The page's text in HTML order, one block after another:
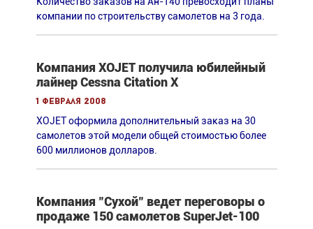
компании по строительству самолетов на 3 года.
Компания XOJET получила юбилейный
лайнер Cessna Citation X
1 февраля 2008
XOJET оформила дополнительный заказ на 30
самолетов этой модели общей стоимостью более
600 миллионов долларов.
Компания "Сухой" ведет переговоры о
продаже 150 самолетов SuperJet-100